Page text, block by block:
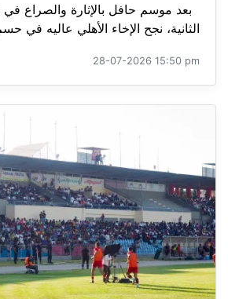
بعد موسم حافل بالإثارة والصراع
الثانية، نجح الإخاء الأهلي عاليه في
28-07-2026 15:50 pm